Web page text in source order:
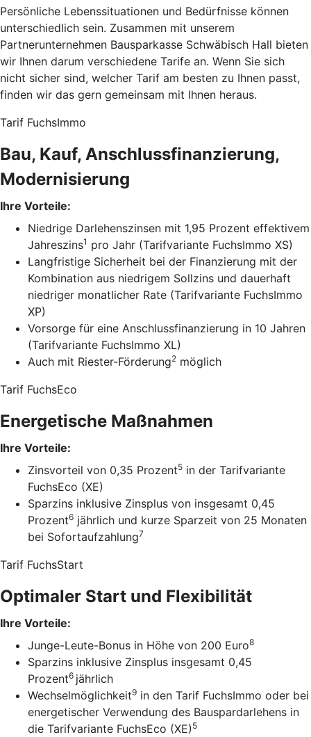
Persönliche Lebenssituationen und Bedürfnisse können
unterschiedlich sein. Zusammen mit unserem
Partnerunternehmen Bausparkasse Schwäbisch Hall bieten
wir Ihnen darum verschiedene Tarife an. Wenn Sie sich
nicht sicher sind, welcher Tarif am besten zu Ihnen passt,
finden wir das gern gemeinsam mit Ihnen heraus.
Tarif FuchsImmo
Bau, Kauf, Anschlussfinanzierung,
Modernisierung
Ihre Vorteile:
Niedrige Darlehenszinsen mit 1,95 Prozent effektivem
Jahreszins1 pro Jahr (Tarifvariante FuchsImmo XS)
Langfristige Sicherheit bei der Finanzierung mit der
Kombination aus niedrigem Sollzins und dauerhaft
niedriger monatlicher Rate (Tarifvariante FuchsImmo
XP)
Vorsorge für eine Anschlussfinanzierung in 10 Jahren
(Tarifvariante FuchsImmo XL)
Auch mit Riester-Förderung2 möglich
Tarif FuchsEco
Energetische Maßnahmen
Ihre Vorteile:
Zinsvorteil von 0,35 Prozent5 in der Tarifvariante
FuchsEco (XE)
Sparzins inklusive Zinsplus von insgesamt 0,45
Prozent6 jährlich und kurze Sparzeit von 25 Monaten
bei Sofortaufzahlung7
Tarif FuchsStart
Optimaler Start und Flexibilität
Ihre Vorteile:
Junge-Leute-Bonus in Höhe von 200 Euro8
Sparzins inklusive Zinsplus insgesamt 0,45
Prozent6 jährlich
Wechselmöglichkeit9 in den Tarif FuchsImmo oder bei
energetischer Verwendung des Bauspardarlehens in
die Tarifvariante FuchsEco (XE) 5